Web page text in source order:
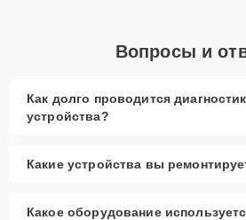
Вопросы и
Как долго проводится
устройства?
Какие устройства вы
Какое оборудование